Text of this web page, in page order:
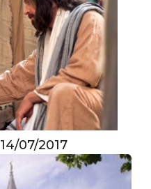
14/07/2017